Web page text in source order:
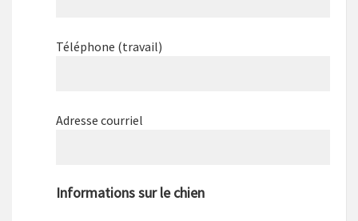
Téléphone (travail)
Adresse courriel
Informations sur le chien